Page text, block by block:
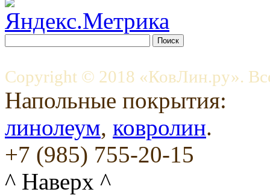
Copyright © 2018 «КовЛин.ру».
Напольные покрытия:
линолеум, ковролин.
+7 (985) 755-20-15
^ Наверх ^